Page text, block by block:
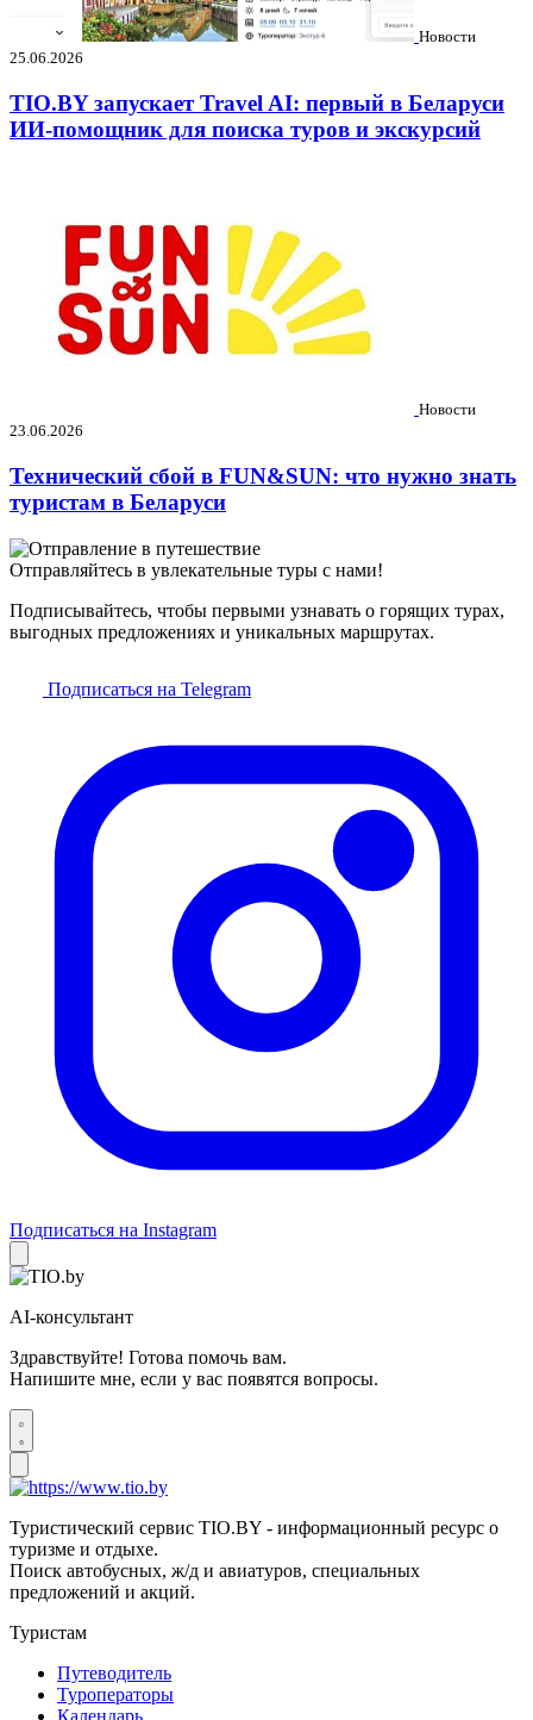
Новости
25.06.2026
TIO.BY запускает Travel AI: первый в Беларуси
ИИ-помощник для поиска туров и экскурсий
Новости
23.06.2026
Технический сбой в FUN&SUN: что нужно знать
туристам в Беларуси
Отправляйтесь в увлекательные туры с нами!
Подписывайтесь, чтобы первыми узнавать о горящих турах,
выгодных предложениях и уникальных маршрутах.
Подписаться на Telegram
Подписаться на Instagram
AI-консультант
Здравствуйте! Готова помочь вам.
Напишите мне, если у вас появятся вопросы.
Туристический сервис TIO.BY - информационный ресурс о
туризме и отдыхе.
Поиск автобусных, ж/д и авиатуров, специальных
предложений и акций.
Туристам
Путеводитель
Туроператоры
Календарь